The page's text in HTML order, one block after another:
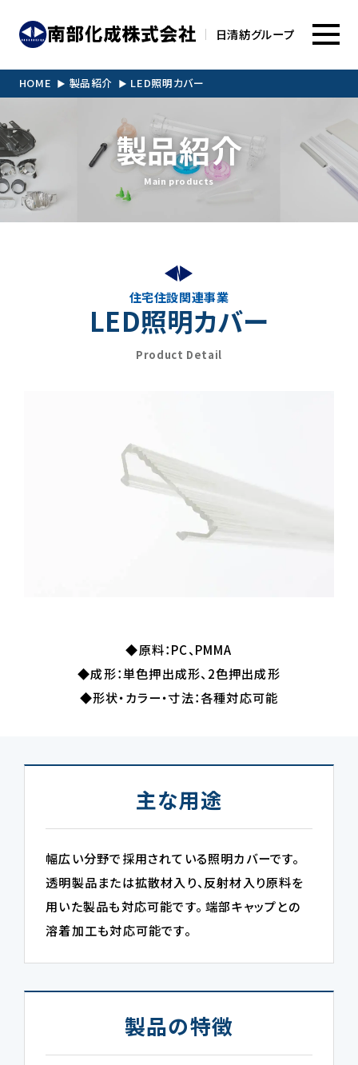
日清紡グループ
HOME 製品紹介 LED照明カバー
製品紹介
Main products
住宅住設関連事業
LED照明カバー
Product Detail
◆原料：PC、PMMA
◆成形：単色押出成形、2色押出成形
◆形状・カラー・寸法：各種対応可能
主な用途
幅広い分野で採用されている照明カバーです。
透明製品または拡散材入り、反射材入り原料を
用いた製品も対応可能です。 端部キャップとの
溶着加工も対応可能です。
製品の特徴